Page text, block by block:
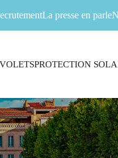
La presse en parle
PROTECTION